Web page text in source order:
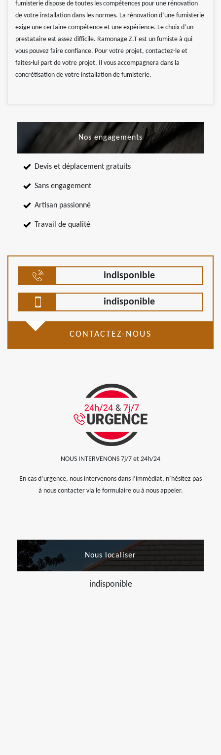
fumisterie dispose de toutes les compétences pour une rénovation
de votre installation dans les normes. La rénovation d’une fumisterie
exige une certaine compétence et une expérience. Le choix d’un
prestataire est assez difficile. Ramonage Z.T est un fumiste à qui
vous pouvez faire confiance. Pour votre projet, contactez-le et
faites-lui part de votre projet. Il vous accompagnera dans la
concrétisation de votre installation de fumisterie.
Nos engagements
Devis et déplacement gratuits
Sans engagement
Artisan passionné
Travail de qualité
indisponible
indisponible
CONTACTEZ-NOUS
NOUS INTERVENONS 7j/7 et 24h/24
En cas d’urgence, nous intervenons dans l’immédiat, n’hésitez pas
à nous contacter via le formulaire ou à nous appeler.
Nous localiser
indisponible